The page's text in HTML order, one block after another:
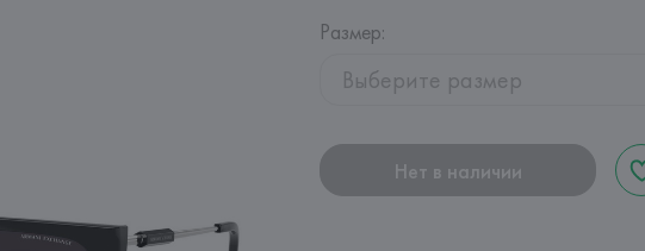
Размер:
Выберите размер
Нет в наличии